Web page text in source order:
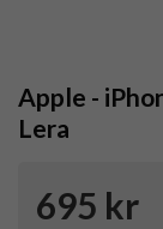
Apple -
Lera
695 kr